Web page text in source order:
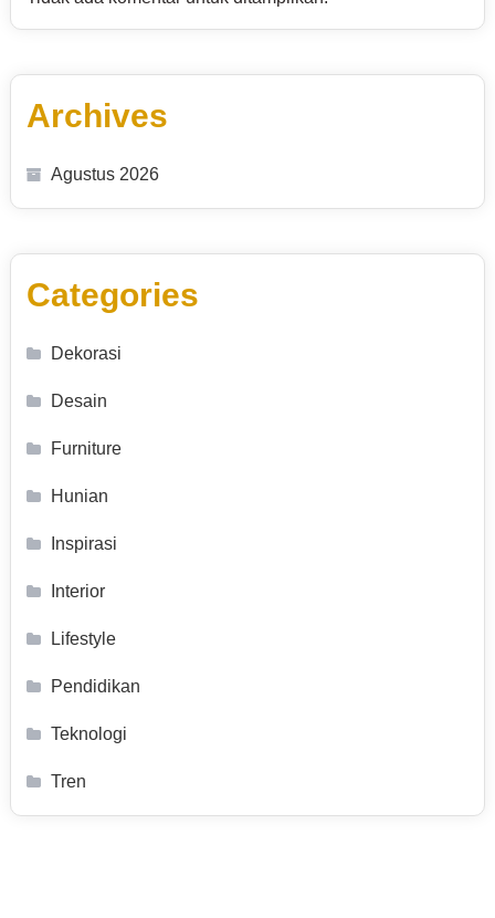
Archives
Agustus 2026
Categories
Dekorasi
Desain
Furniture
Hunian
Inspirasi
Interior
Lifestyle
Pendidikan
Teknologi
Tren